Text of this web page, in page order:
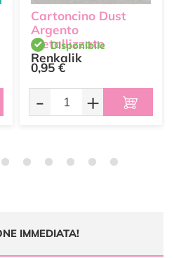
Cartoncino Dust
Argento
metallizzato
Renkalik
Disponibile
0,95 €
- +
IMMEDIATA!